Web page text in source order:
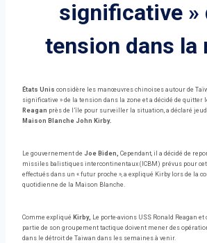
significative »
tension dans la
États Unis considère les manœuvres chinoises autour de
significative » de la tension dans la zone et a décidé de quitter
Reagan près de l’île pour surveiller la situation, a déclaré
Maison Blanche John Kirby.
Le gouvernement de Joe Biden, Cependant, il a décidé de
missiles balistiques intercontinentaux (ICBM) prévus pour
effectués dans un « futur proche », a expliqué Kirby lors de la
quotidienne de la Maison Blanche.
Comme expliqué Kirby, Le porte-avions USS Ronald Reagan
partie de son groupement tactique doivent mener des
dans le détroit de Taiwan dans les semaines à venir.